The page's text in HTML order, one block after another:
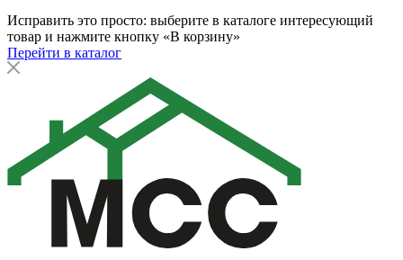
Исправить это просто: выберите в каталоге интересующий
товар и нажмите кнопку «В корзину»
Перейти в каталог